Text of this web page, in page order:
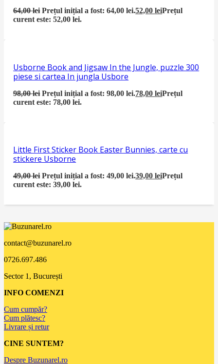
64,00lei Prețul inițial a fost: 64,00 lei.52,00leiPrețul
curent este: 52,00 lei.
Usborne Book and Jigsaw In the Jungle, puzzle 300
piese si cartea In jungla Usbore
98,00lei Prețul inițial a fost: 98,00 lei.78,00leiPrețul
curent este: 78,00 lei.
Little First Sticker Book Easter Bunnies, carte cu
stickere Usborne
49,00lei Prețul inițial a fost: 49,00 lei.39,00leiPrețul
curent este: 39,00 lei.
contact@buzunarel.ro
0726.697.486
Sector 1, București
INFO COMENZI
Cum cumpăr?
Cum plătesc?
Livrare și retur
CINE SUNTEM?
Despre Buzunarel.ro